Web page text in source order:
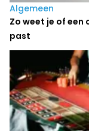
Algemeen
Zo weet je of een
past